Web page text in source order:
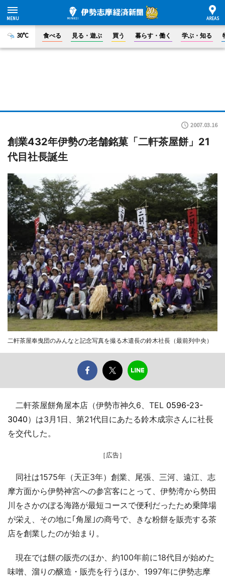
30°C 食べる 見る・遊ぶ 買う 暮らす・働く 学ぶ・知る
2007.03.16
創業432年伊勢の老舗銘菓「二軒茶屋餅」21
代目社長誕生
二軒茶屋奉曳団のみんなと記念写真を撮る木遣長の鈴木社長（最前列中央）
二軒茶屋餅角屋本店（伊勢市神久6、TEL 0596-23-
3040）は3月1日、第21代目にあたる鈴木成宗さんに社長
を交代した。
［広告］
同社は1575年（天正3年）創業、尾張、三河、遠江、志
摩方面から伊勢神宮への参宮客にとって、伊勢湾から勢田
川をさかのぼる海路が最短コースで便利だったため乗降場
が栄え、その地に｢角屋｣の商号で、きな粉餅を販売する茶
店を創業したのが始まり。
現在では餅の販売のほか、約100年前に18代目が始めた
味噌、溜りの醸造・販売を行うほか、1997年に伊勢志摩